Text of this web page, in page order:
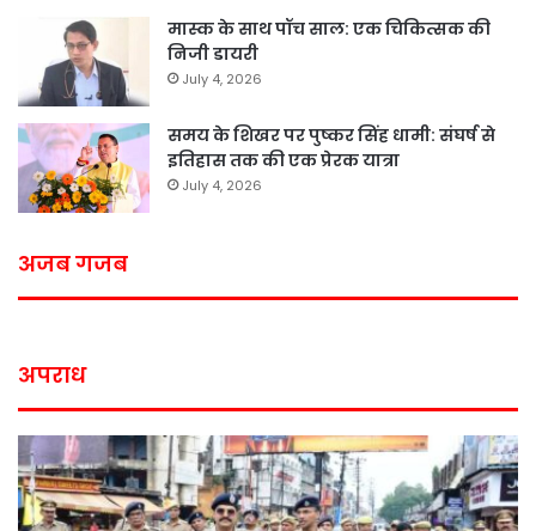
मास्क के साथ पॉच साल: एक चिकित्सक की
निजी डायरी
July 4, 2026
समय के शिखर पर पुष्कर सिंह धामी: संघर्ष से
इतिहास तक की एक प्रेरक यात्रा
July 4, 2026
अजब गजब
अपराध